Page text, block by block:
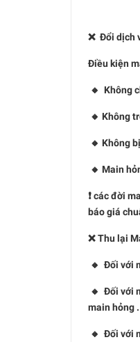
❌ Đổi dịch
Điều kiện
🔸 Không
🔸 Không
🔸 Không
🔸 Main
❗️ các đời
báo giá
❌ Thu lại
🔸 Đối với
🔸 Đối với
main hỏng .
🔸 Đối với